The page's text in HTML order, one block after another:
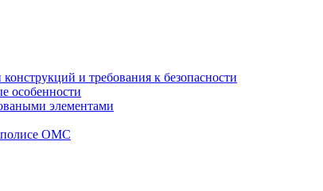
и требования к безопасности
особенности
элементами
полисе ОМС